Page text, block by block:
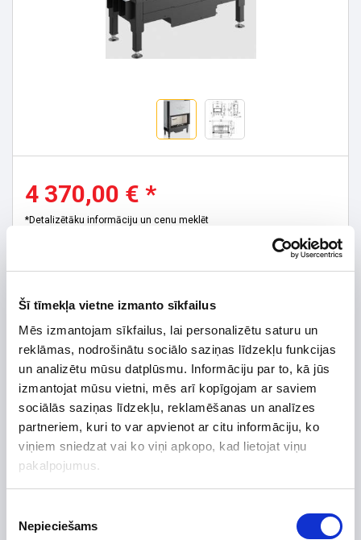
Šī tīmekļa vietne izmanto sīkfailus
Mēs izmantojam sīkfailus, lai personalizētu saturu un
reklāmas, nodrošinātu sociālo saziņas līdzekļu funkcijas
un analizētu mūsu datplūsmu. Informāciju par to, kā jūs
izmantojat mūsu vietni, mēs arī kopīgojam ar saviem
sociālās saziņas līdzekļu, reklamēšanas un analīzes
partneriem, kuri to var apvienot ar citu informāciju, ko
viņiem sniedzat vai ko viņi apkopo, kad lietojat viņu
pakalpojumus.
izvēle
Nepieciešams
4 370,00 € *
*Detalizētāku informāciju un cenu meklēt
Užsakomoji prekė. Teirautis tel.: +370 656 75421
Preces apraksts
Uzdot jautājumu par preci